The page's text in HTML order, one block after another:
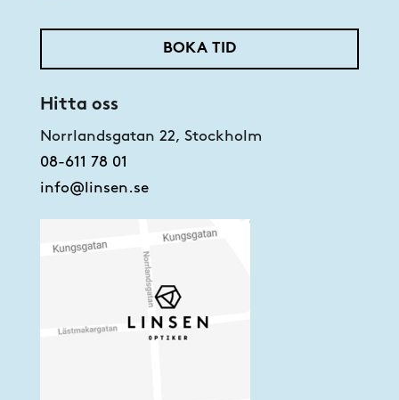
BOKA TID
Hitta oss
Norrlandsgatan 22, Stockholm
08-611 78 01
info@linsen.se